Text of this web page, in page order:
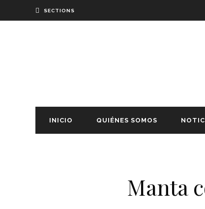
SECTIONS
INICIO QUIÉNES SOMOS
Manta